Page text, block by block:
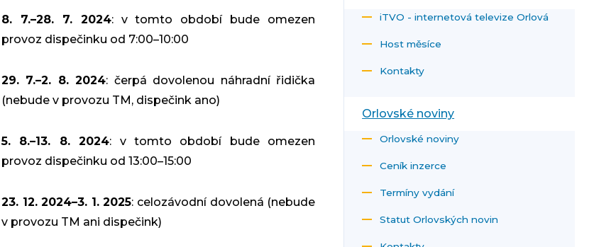
8. 7.–28. 7. 2024: v tomto období bude omezen
provoz dispečinku od 7:00–10:00
29. 7.–2. 8. 2024: čerpá dovolenou náhradní řidička
(nebude v provozu TM, dispečink ano)
5. 8.–13. 8. 2024: v tomto období bude omezen
provoz dispečinku od 13:00–15:00
23. 12. 2024–3. 1. 2025: celozávodní dovolená (nebude
v provozu TM ani dispečink)
iTVO - internetová televize Orlová
Host měsíce
Kontakty
Orlovské noviny
Orlovské noviny
Ceník inzerce
Termíny vydání
Statut Orlovských novin